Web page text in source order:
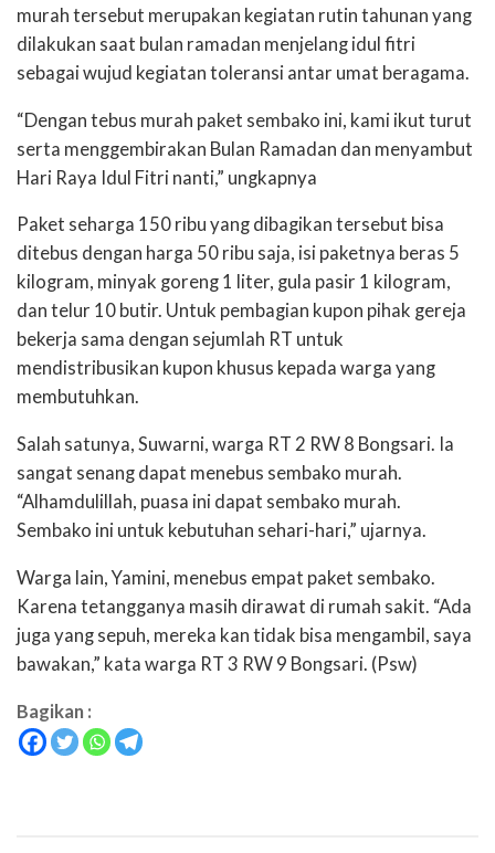
murah tersebut merupakan kegiatan rutin tahunan yang
dilakukan saat bulan ramadan menjelang idul fitri
sebagai wujud kegiatan toleransi antar umat beragama.
“Dengan tebus murah paket sembako ini, kami ikut turut
serta menggembirakan Bulan Ramadan dan menyambut
Hari Raya Idul Fitri nanti,” ungkapnya
Paket seharga 150 ribu yang dibagikan tersebut bisa
ditebus dengan harga 50 ribu saja, isi paketnya beras 5
kilogram, minyak goreng 1 liter, gula pasir 1 kilogram,
dan telur 10 butir. Untuk pembagian kupon pihak gereja
bekerja sama dengan sejumlah RT untuk
mendistribusikan kupon khusus kepada warga yang
membutuhkan.
Salah satunya, Suwarni, warga RT 2 RW 8 Bongsari. Ia
sangat senang dapat menebus sembako murah.
“Alhamdulillah, puasa ini dapat sembako murah.
Sembako ini untuk kebutuhan sehari-hari,” ujarnya.
Warga lain, Yamini, menebus empat paket sembako.
Karena tetangganya masih dirawat di rumah sakit. “Ada
juga yang sepuh, mereka kan tidak bisa mengambil, saya
bawakan,” kata warga RT 3 RW 9 Bongsari. (Psw)
Bagikan :